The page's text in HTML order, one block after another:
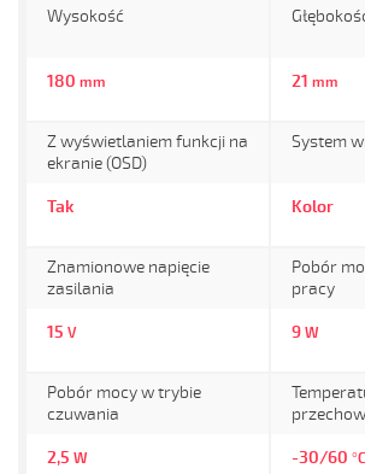
Wysokość
180 mm 21 mm
Z wyświetlaniem funkcji na
ekranie (OSD)
Tak
System
Kolor
Znamionowe napięcie
zasilania
15 V
Pobór
pracy
9 W
Pobór mocy w trybie
czuwania
2,5 W -30/60 °C